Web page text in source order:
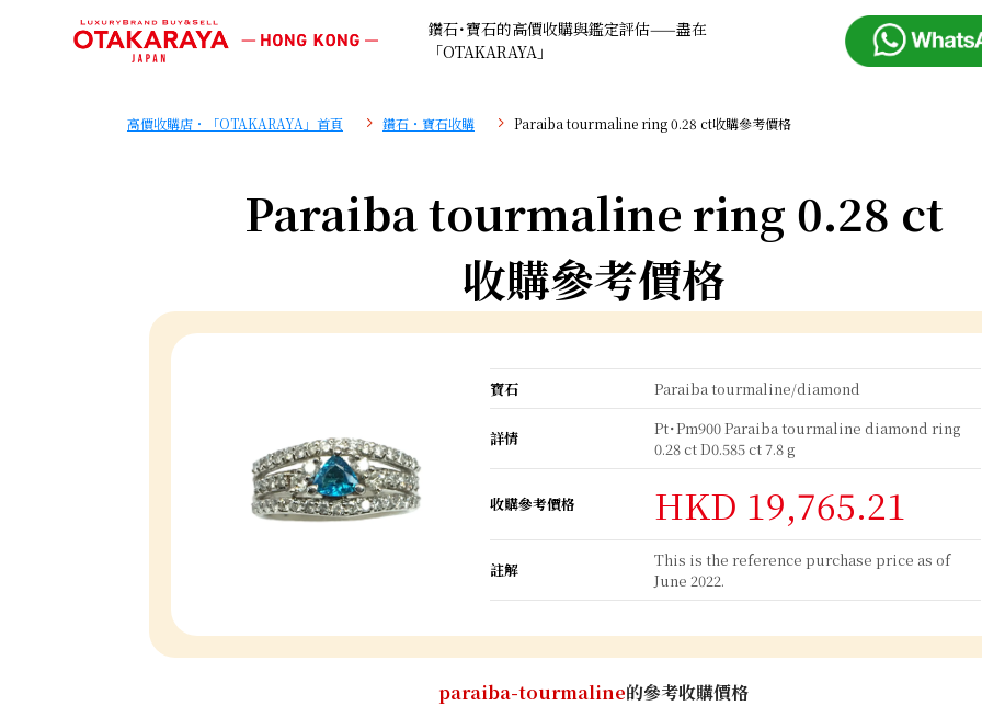
鑽石･寶石的高價收購與鑑定評估——盡在
「OTAKARAYA」
高價收購店・「OTAKARAYA」首頁 鑽石・寶石收購 Paraiba tourmaline ring 0.28 ct收購參考價格
Paraiba tourmaline ring 0.28 ct
收購參考價格
寶石 Paraiba tourmaline/diamond
詳情
Pt･Pm900 Paraiba tourmaline diamond ring
0.28 ct D0.585 ct 7.8 g
收購參考價格 HKD 19,765.21
註解
This is the reference purchase price as of
June 2022.
paraiba-tourmaline的參考收購價格